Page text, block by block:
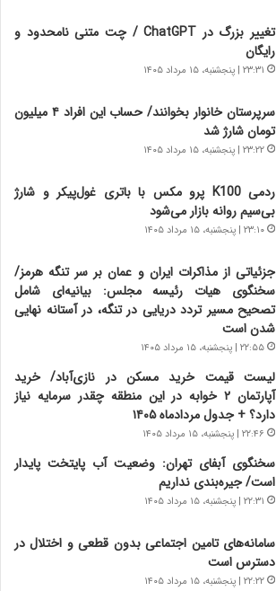
ن
ه
چ
گ
ه
ا
ی
ج
ن
گ
ن
و
ا
ن
س
ت
ه
د
ق
تغییر بزرگ در ChatGPT / چت متنی نامحدود و
رایگان
۲۳:۳۱ | پنجشنبه، ۱۵ مرداد ۱۴۰۵
سرپرستان خانوار بخوانند/ حساب این افراد ۴ میلیون
تومان شارژ شد
۲۳:۲۲ | پنجشنبه، ۱۵ مرداد ۱۴۰۵
ردمی K100 پرو مکس با باتری غول‌پیکر و شارژ
بی‌سیم روانه بازار می‌شود
۲۳:۱۰ | پنجشنبه، ۱۵ مرداد ۱۴۰۵
جزئیاتی از مذاکرات ایران و عمان بر سر تنگه هرمز/
سخنگوی هیات رئیسه مجلس: بیانیه‌ای شامل
تصحیح مسیر تردد دریایی در تنگه، در آستانه نهایی
شدن است
۲۲:۵۵ | پنجشنبه، ۱۵ مرداد ۱۴۰۵
لیست قیمت خرید مسکن در نازی‌آباد/ خرید
آپارتمان ۲ خوابه در این منطقه چقدر سرمایه نیاز
دارد؟ + جدول مردادماه ۱۴۰۵
۲۲:۴۶ | پنجشنبه، ۱۵ مرداد ۱۴۰۵
سخنگوی آبفای تهران: وضعیت آب پایتخت پایدار
است/ جیره‌بندی نداریم
۲۲:۳۱ | پنجشنبه، ۱۵ مرداد ۱۴۰۵
سامانه‌های تامین اجتماعی بدون قطعی و اختلال در
دسترس است
۲۲:۲۲ | پنجشنبه، ۱۵ مرداد ۱۴۰۵